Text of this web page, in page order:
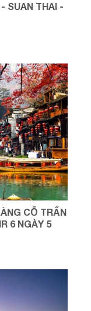
SUAN THAI -
CỔ TRẤN
6 NGÀY 5